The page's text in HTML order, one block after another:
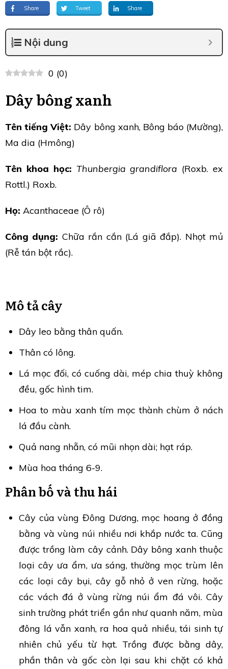
Share Tweet Share
Nội dung
0 (0)
Dây bông xanh
Tên tiếng Việt: Dây bông xanh, Bông báo (Mường),
Ma dia (Hmông)
Tên khoa học: Thunbergia grandiflora (Roxb. ex
Rottl.) Roxb.
Họ: Acanthaceae (Ô rô)
Công dụng: Chữa rắn cắn (Lá giã đắp). Nhọt mủ
(Rễ tán bột rắc).
Mô tả cây
Dây leo bằng thân quấn.
Thân có lông.
Lá mọc đối, có cuống dài, mép chia thuỳ không
đều, gốc hình tim.
Hoa to màu xanh tím mọc thành chùm ở nách
lá đầu cành.
Quả nang nhẵn, có mũi nhọn dài; hạt ráp.
Mùa hoa tháng 6-9.
Phân bố và thu hái
Cây của vùng Đông Dương, mọc hoang ở đồng
bằng và vùng núi nhiều nơi khắp nước ta. Cũng
được trồng làm cây cảnh. Dây bông xanh thuộc
loại cây ưa ẩm, ưa sáng, thường mọc trùm lên
các loại cây bụi, cây gỗ nhỏ ở ven rừng, hoặc
các vách đá ở vùng rừng núi ẩm đá vôi. Cây
sinh trường phát triển gần như quanh năm, mùa
đông lá vẫn xanh, ra hoa quả nhiều, tái sinh tự
nhiên chủ yếu từ hạt. Trồng được bằng dây,
phần thân và gốc còn lại sau khi chặt có khả